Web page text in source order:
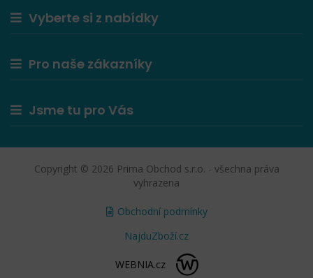
Vyberte si z nabídky
Pro naše zákazníky
Jsme tu pro Vás
Copyright © 2026 Prima Obchod s.r.o. - všechna práva
vyhrazena
Obchodní podmínky
NajduZboží.cz
WEBNIA.cz